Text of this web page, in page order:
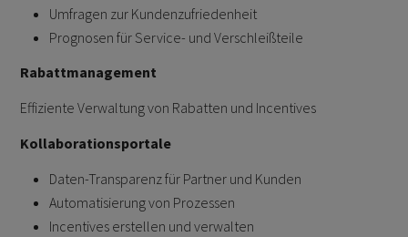
Umfragen zur Kundenzufriedenheit
Prognosen für Service- und Verschleißteile
Rabattmanagement
Effiziente Verwaltung von Rabatten und Incentives
Kollaborationsportale
Daten-Transparenz für Partner und Kunden
Automatisierung von Prozessen
Incentives erstellen und verwalten